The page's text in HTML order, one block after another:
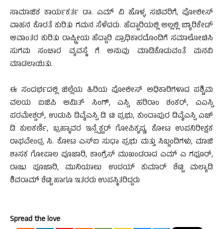
ಸಾಮಾಜಿಕ ಕಾರ್ಯಕರ್ತ ಡಾ. ಎಮ್ ವಿ ಹೊಳ್ಳ ಸಚಿವರಿಗೆ, ಪೋಲೀಸ್
ವಾಹನ ಕೊರತೆ ಕುರಿತು ಗಮನ ಸೆಳೆದರು. ಹೆದ್ದಾರಿಯಲ್ಲಿ ಅಲ್ಲಲ್ಲಿ ಬ್ಯಾರಿಕೇಡ್
ಆವಾಂತರ ಕುರಿತು ರಾಷ್ಟ್ರೀಯ ಹೆದ್ದಾರಿ ಪ್ರಾಧಿಕಾರದೊಂದಿಗೆ ಸಮಾಲೋಚಿಸಿ
ಸುಗಮ ಸಂಚಾರ ವ್ಯವಸ್ಥೆ ಗೆ ಅನುವು ಮಾಡಿಕೊಡುವಂತೆ ಮನವಿ
ಮಾಡಲಾಯಿತು.
ಈ ಸಂದರ್ಭದಲ್ಲಿ ಜಿಲ್ಲೆಯ ಹಿರಿಯ ಪೋಲೀಸ್ ಅಧಿಕಾರಿಗಳಾದ ಪಶ್ಚಿಮ
ವಲಯ ಐಜಿಪಿ ಅಮಿತ್ ಸಿಂಗ್, ಎಸ್ಪಿ ಹರಿರಾಂ ಶಂಕರ್, ಎಎಸ್ಪಿ
ಪರಮೇಶ್ವರ್, ಉಡುಪಿ ಡಿವೈಎಸ್ಪಿ ಡಿ ಟಿ ಪ್ರಭು, ಕುಂದಾಪುರ ಡಿವೈಎಸ್ಪಿ ಎಚ್
ಡಿ ಕುಲಕರ್ಣಿ, ಬ್ರಹ್ಮಾವರ ಇನ್ಸ್ಪೆಕ್ಟರ್ ಗೋಪಿಕೃಷ್ಣ, ಕೋಟ ಉಪನಿರೀಕ್ಷಕ
ರಾಘವೇಂದ್ರ ಸಿ. ಕೋಟ ಎಸ್ಐ ಸುಧಾ ಪ್ರಭು ಮತ್ತು ಸಿಬ್ಬಂದಿಗಳು, ಮಾಜಿ
ಶಾಸಕ ಗೋಪಾಲ ಪೂಜಾರಿ, ಕಾಂಗ್ರೆಸ್ ಮುಖಂಡರಾದ ಎಮ್ ಎ ಗಫೂರ್,
ರಾಜು ಪೂಜಾರಿ, ಮುನಿಯಾಲು ಉದಯ್ ಕುಮಾರ್ ಶೆಟ್ಟಿ ಮಲ್ಯಾಡಿ
ಶಿವರಾಮ್ ಶೆಟ್ಟಿ ಹಾಗೂ ಇತರರು ಉಪಸ್ಥಿತರಿದ್ದರು
Spread the love